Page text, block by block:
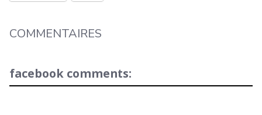
COMMENTAIRES
facebook comments: